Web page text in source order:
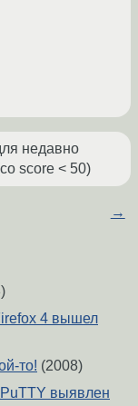
недавно
score < 50)
→
4 вышел
то! (2008)
выявлен